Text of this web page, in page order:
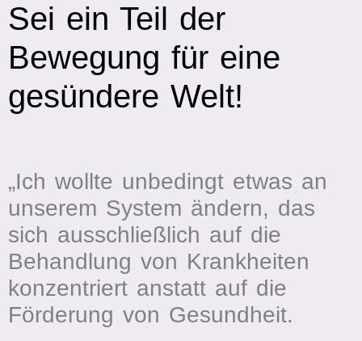
Sei ein Teil der
Bewegung für eine
gesündere Welt!
„Ich wollte unbedingt etwas an
unserem System ändern, das
sich ausschließlich auf die
Behandlung von Krankheiten
konzentriert anstatt auf die
Förderung von Gesundheit.